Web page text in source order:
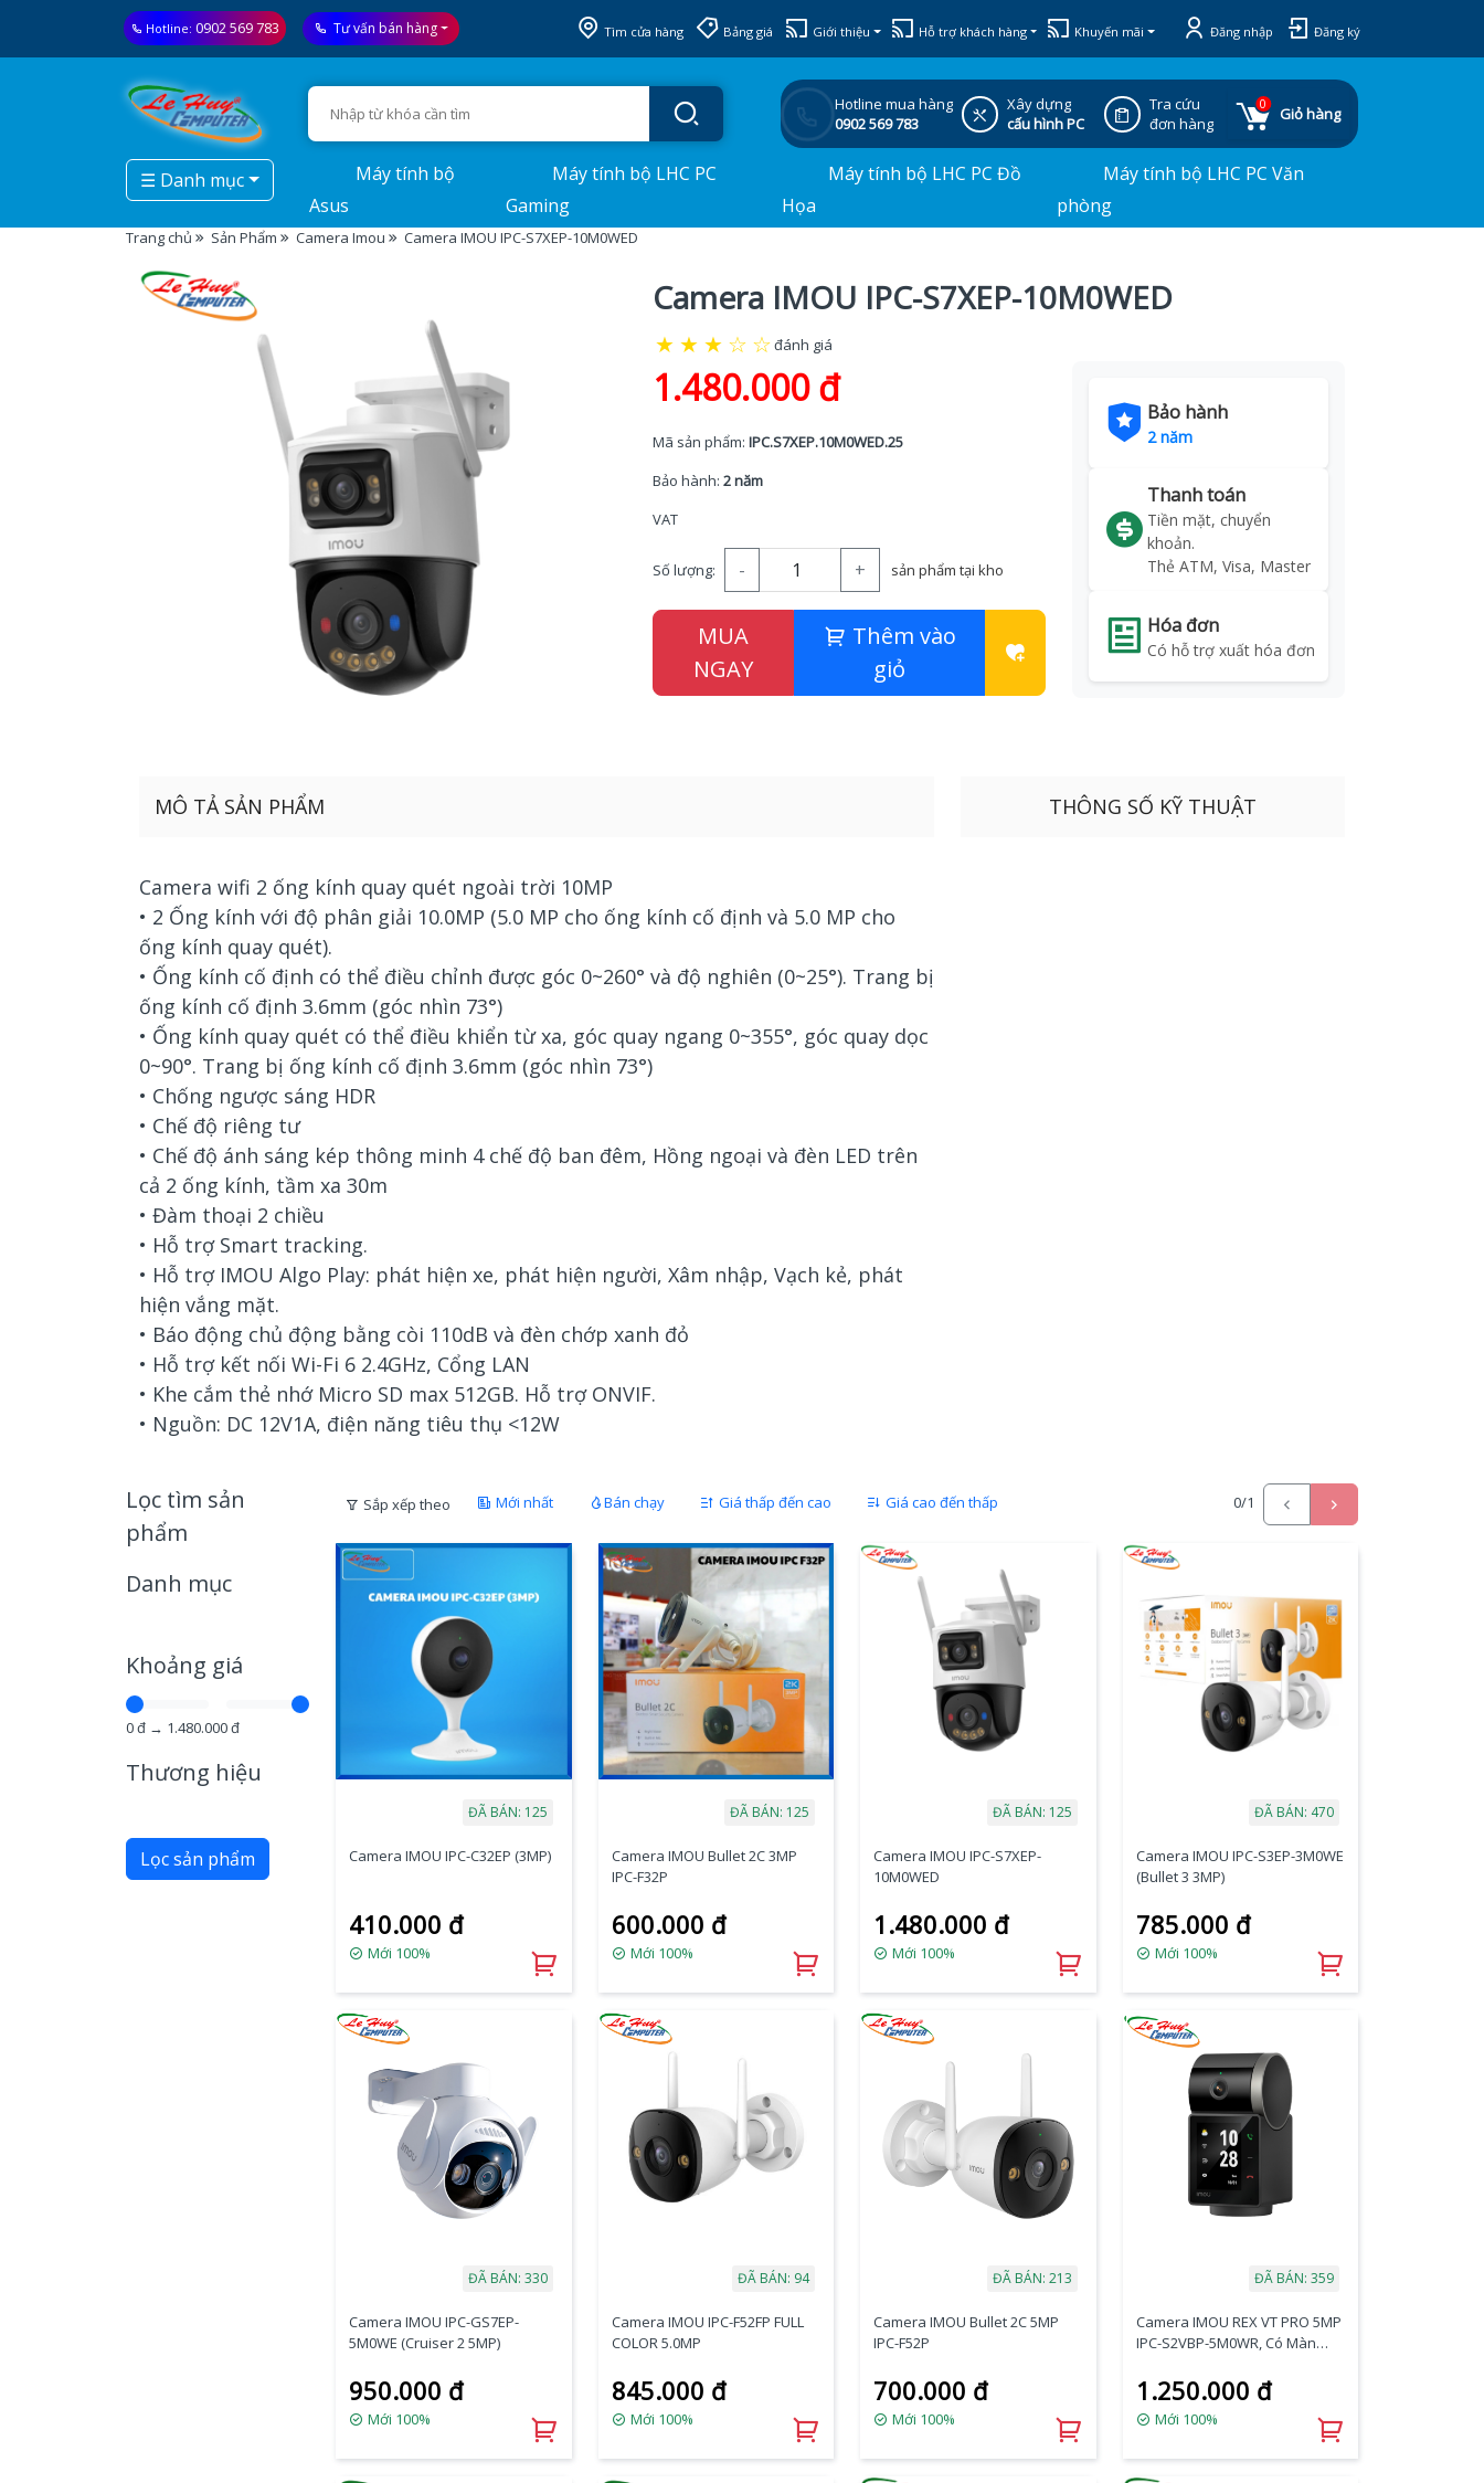
Hotline: 0902 569 783 Tư vấn bán hàng Tìm cửa hàng Bảng giá Giới thiệu Hỗ trợ khách hàng Khuyến mãi Đăng nhập Đăng ký
Hotline mua hàng
0902 569 783
Xây dựng
cấu hình PC
Tra cứu
đơn hàng
0
Giỏ hàng
☰ Danh mục
Máy tính bộ
Asus
Máy tính bộ LHC PC
Gaming
Máy tính bộ LHC PC Đồ
Họa
Máy tính bộ LHC PC Văn
phòng
Trang chủ Sản Phẩm Camera Imou Camera IMOU IPC-S7XEP-10M0WED
Camera IMOU IPC-S7XEP-10M0WED
★ ★ ★ ☆ ☆đánh giá
1.480.000 đ
Mã sản phẩm: IPC.S7XEP.10M0WED.25
Bảo hành: 2 năm
VAT
Số lượng: - + sản phẩm tại kho
MUA
NGAY
Thêm vào
giỏ
Bảo hành
2 năm
Thanh toán
Tiền mặt, chuyển
khoản.
Thẻ ATM, Visa, Master
Hóa đơn
Có hỗ trợ xuất hóa đơn
MÔ TẢ SẢN PHẨM
Camera wifi 2 ống kính quay quét ngoài trời 10MP
• 2 Ống kính với độ phân giải 10.0MP (5.0 MP cho ống kính cố định và 5.0 MP cho
ống kính quay quét).
• Ống kính cố định có thể điều chỉnh được góc 0~260° và độ nghiên (0~25°). Trang bị
ống kính cố định 3.6mm (góc nhìn 73°)
• Ống kính quay quét có thể điều khiển từ xa, góc quay ngang 0~355°, góc quay dọc
0~90°. Trang bị ống kính cố định 3.6mm (góc nhìn 73°)
• Chống ngược sáng HDR
• Chế độ riêng tư
• Chế độ ánh sáng kép thông minh 4 chế độ ban đêm, Hồng ngoại và đèn LED trên
cả 2 ống kính, tầm xa 30m
• Đàm thoại 2 chiều
• Hỗ trợ Smart tracking.
• Hỗ trợ IMOU Algo Play: phát hiện xe, phát hiện người, Xâm nhập, Vạch kẻ, phát
hiện vắng mặt.
• Báo động chủ động bằng còi 110dB và đèn chớp xanh đỏ
• Hỗ trợ kết nối Wi-Fi 6 2.4GHz, Cổng LAN
• Khe cắm thẻ nhớ Micro SD max 512GB. Hỗ trợ ONVIF.
• Nguồn: DC 12V1A, điện năng tiêu thụ <12W
THÔNG SỐ KỸ THUẬT
Lọc tìm sản
phẩm
Danh mục
Khoảng giá
0đ → 1.480.000đ
Thương hiệu
Lọc sản phẩm
Sắp xếp theo Mới nhất Bán chạy Giá thấp đến cao Giá cao đến thấp 0/1
ĐÃ BÁN: 125
Camera IMOU IPC-C32EP (3MP)
410.000 đ
Mới 100%
ĐÃ BÁN: 125
Camera IMOU Bullet 2C 3MP
IPC-F32P
600.000 đ
Mới 100%
ĐÃ BÁN: 125
Camera IMOU IPC-S7XEP-
10M0WED
1.480.000 đ
Mới 100%
ĐÃ BÁN: 470
Camera IMOU IPC-S3EP-3M0WE
(Bullet 3 3MP)
785.000 đ
Mới 100%
ĐÃ BÁN: 330
Camera IMOU IPC-GS7EP-
5M0WE (Cruiser 2 5MP)
950.000 đ
Mới 100%
ĐÃ BÁN: 94
Camera IMOU IPC-F52FP FULL
COLOR 5.0MP
845.000 đ
Mới 100%
ĐÃ BÁN: 213
Camera IMOU Bullet 2C 5MP
IPC-F52P
700.000 đ
Mới 100%
ĐÃ BÁN: 359
Camera IMOU REX VT PRO 5MP
IPC-S2VBP-5M0WR, Có Màn
1.250.000 đ
Mới 100%